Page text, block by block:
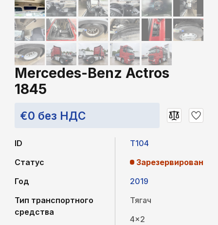
Mercedes-Benz Actros
1845
€0 без НДС
ID
Статус
Год
Тип транспортного
средства
T104
Зарезервирован
2019
Тягач
4x2